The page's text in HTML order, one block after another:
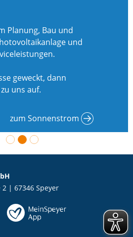
Planung, Bau und
und
geweckt, dann
uns auf.
zum Sonnenstrom
2 | 67346 Speyer